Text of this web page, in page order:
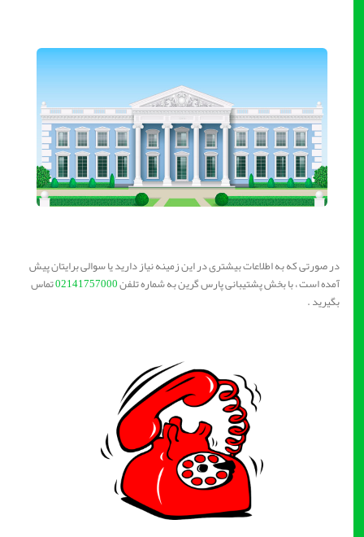
در صورتی که به اطلاعات بیشتری در این زمینه نیاز دارید یا سوالی برایتان پیش
آمده است ، با بخش پشتیبانی پارس گرین به شماره تلفن02141757000تماس
بگیرید .